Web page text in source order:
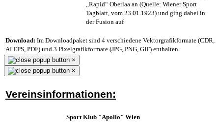
„Rapid“ Oberlaa an (Quelle: Wiener Sport
Tagblatt, vom 23.01.1923) und ging dabei in
der Fusion auf
Download: Im Downloadpaket sind 4 verschiedene Vektorgrafikformate (CDR,
AI EPS, PDF) und 3 Pixelgrafikformate (JPG, PNG, GIF) enthalten.
×
×
Vereinsinformationen:
Sport Klub "Apollo" Wien